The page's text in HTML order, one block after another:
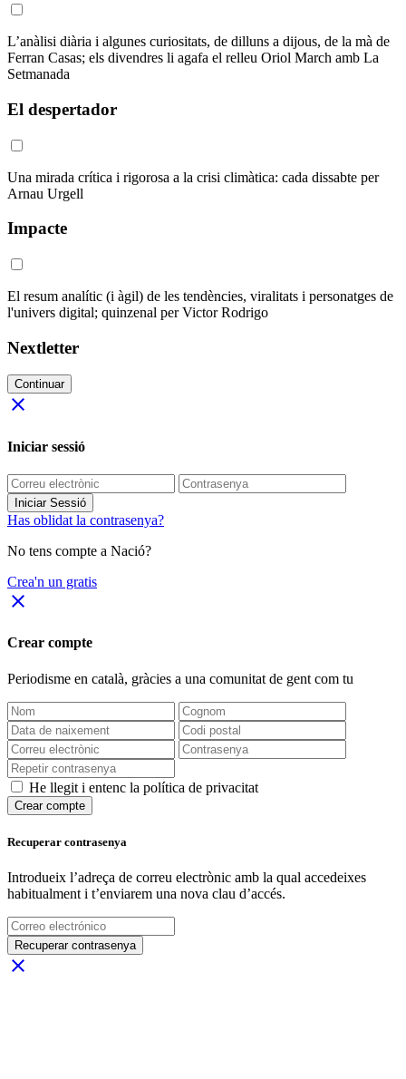
L’anàlisi diària i algunes curiositats, de dilluns a dijous, de la mà de
Ferran Casas; els divendres li agafa el relleu Oriol March amb La
Setmanada
El despertador
Una mirada crítica i rigorosa a la crisi climàtica: cada dissabte per
Arnau Urgell
Impacte
El resum analític (i àgil) de les tendències, viralitats i personatges de
l'univers digital; quinzenal per Victor Rodrigo
Nextletter
Continuar
close
Iniciar sessió
Iniciar Sessió
Has oblidat la contrasenya?
No tens compte a Nació?
Crea'n un gratis
close
Crear compte
Periodisme en català, gràcies a una comunitat de gent com tu
He llegit i entenc la política de privacitat
Crear compte
Recuperar contrasenya
Introdueix l’adreça de correu electrònic amb la qual accedeixes
habitualment i t’enviarem una nova clau d’accés.
Recuperar contrasenya
close